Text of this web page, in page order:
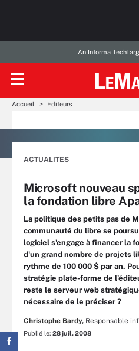
An Informa
Accueil Editeurs
ACTUALITES
Microsoft nouveau
la fondation libre
La politique des petits pas de
communauté du libre se
logiciel s'engage à financer la
d'un grand nombre de projets
rythme de 100 000 $ par an.
stratégie plate-forme de
reste le serveur web
nécessaire de le préciser ?
Christophe Bardy, Responsable
Publié le: 28 juil. 2008